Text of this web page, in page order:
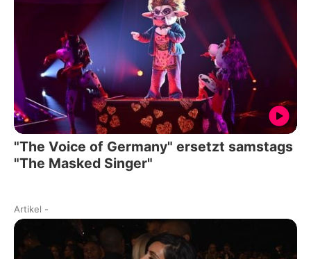
"The Voice of Germany" ersetzt samstags
"The Masked Singer"
Artikel -